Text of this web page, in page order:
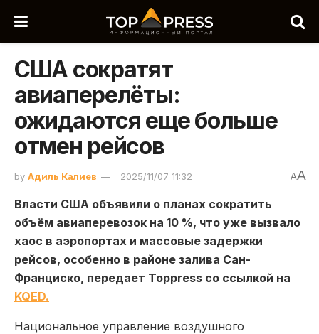
США сократят
авиаперелёты:
ожидаются еще больше
отмен рейсов
by Адиль Калиев 2025/11/07 11:32 AA
Власти США объявили о планах сократить
объём авиаперевозок на 10 %, что уже вызвало
хаос в аэропортах и массовые задержки
рейсов, особенно в районе залива Сан-
Франциско, передает Toppress со ссылкой на
KQED.
Национальное управление воздушного